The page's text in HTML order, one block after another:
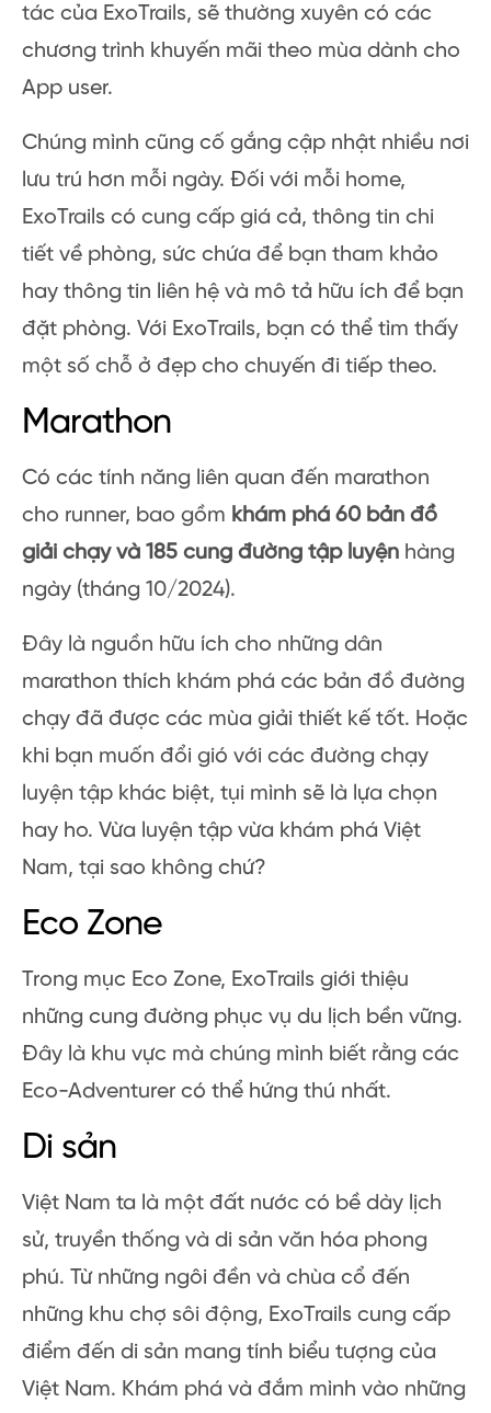
tác của ExoTrails, sẽ thường xuyên có các
chương trình khuyến mãi theo mùa dành cho
App user.
Chúng mình cũng cố gắng cập nhật nhiều nơi
lưu trú hơn mỗi ngày. Đối với mỗi home,
ExoTrails có cung cấp giá cả, thông tin chi
tiết về phòng, sức chứa để bạn tham khảo
hay thông tin liên hệ và mô tả hữu ích để bạn
đặt phòng. Với ExoTrails, bạn có thể tìm thấy
một số chỗ ở đẹp cho chuyến đi tiếp theo.
Marathon
Có các tính năng liên quan đến marathon
cho runner, bao gồm khám phá 60 bản đồ
giải chạy và 185 cung đường tập luyện hàng
ngày (tháng 10/2024).
Đây là nguồn hữu ích cho những dân
marathon thích khám phá các bản đồ đường
chạy đã được các mùa giải thiết kế tốt. Hoặc
khi bạn muốn đổi gió với các đường chạy
luyện tập khác biệt, tụi mình sẽ là lựa chọn
hay ho. Vừa luyện tập vừa khám phá Việt
Nam, tại sao không chứ?
Eco Zone
Trong mục Eco Zone, ExoTrails giới thiệu
những cung đường phục vụ du lịch bền vững.
Đây là khu vực mà chúng mình biết rằng các
Eco-Adventurer có thể hứng thú nhất.
Di sản
Việt Nam ta là một đất nước có bề dày lịch
sử, truyền thống và di sản văn hóa phong
phú. Từ những ngôi đền và chùa cổ đến
những khu chợ sôi động, ExoTrails cung cấp
điểm đến di sản mang tính biểu tượng của
Việt Nam. Khám phá và đắm mình vào những